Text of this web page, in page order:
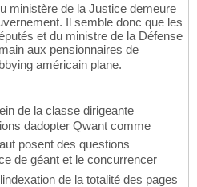
ministère de la Justice demeure
Il semble donc que les
et du ministre de la Défense
aux pensionnaires de
américain plane.
de la classe dirigeante
dadopter Qwant comme
posent des questions
de géant et le concurrencer
de la totalité des pages